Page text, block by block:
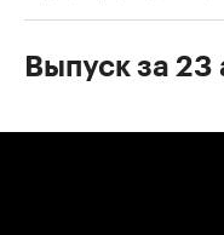
Выпуск за 23